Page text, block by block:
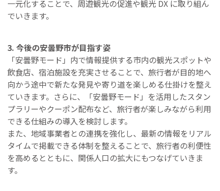
一元化することで、周遊観光の促進や観光 DX に取り組ん
でいきます。
3. 今後の安曇野市が⽬指す姿
「安曇野モード」内で情報提供する市内の観光スポットや
飲食店、宿泊施設を充実させることで、旅行者が目的地へ
向かう途中で新たな発見や寄り道を楽しめる仕掛けを整え
ていきます。さらに、「安曇野モード」を活用したスタン
プラリーやクーポン配布など、旅行者が楽しみながら利用
できる仕組みの導入を検討します。
また、地域事業者との連携を強化し、最新の情報をリアル
タイムで掲載できる体制を整えることで、旅行者の利便性
を高めるとともに、関係人口の拡大にもつなげていきま
す。